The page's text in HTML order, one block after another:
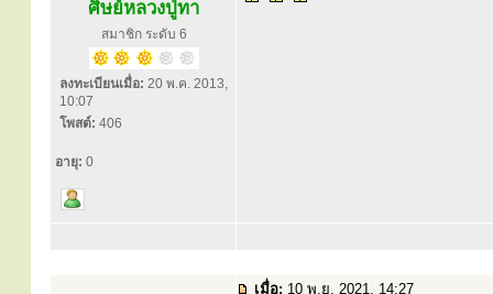
ศิษย์หลวงปู่ทา
สมาชิก ระดับ 6
ลงทะเบียนเมื่อ: 20 พ.ค. 2013,
10:07
โพสต์: 406
อายุ: 0
เมื่อ: 10 พ.ย. 2021, 14:27